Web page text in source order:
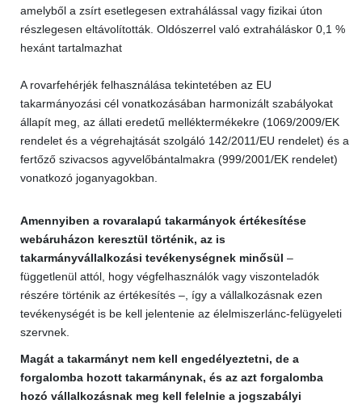
amelyből a zsírt esetlegesen extrahálással vagy fizikai úton
részlegesen eltávolították. Oldószerrel való extraháláskor 0,1 %
hexánt tartalmazhat
A rovarfehérjék felhasználása tekintetében az EU
takarmányozási cél vonatkozásában harmonizált szabályokat
állapít meg, az állati eredetű melléktermékekre (1069/2009/EK
rendelet és a végrehajtását szolgáló 142/2011/EU rendelet) és a
fertőző szivacsos agyvelőbántalmakra (999/2001/EK rendelet)
vonatkozó joganyagokban.
Amennyiben a rovaralapú takarmányok értékesítése
webáruházon keresztül történik, az is
takarmányvállalkozási tevékenységnek minősül –
függetlenül attól, hogy végfelhasználók vagy viszonteladók
részére történik az értékesítés –, így a vállalkozásnak ezen
tevékenységét is be kell jelentenie az élelmiszerlánc-felügyeleti
szervnek.
Magát a takarmányt nem kell engedélyeztetni, de a
forgalomba hozott takarmánynak, és az azt forgalomba
hozó vállalkozásnak meg kell felelnie a jogszabályi